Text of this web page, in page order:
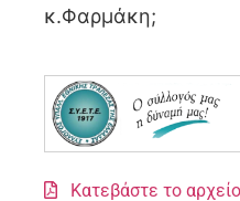
κ.Φαρμάκη;
Κατεβάστε το